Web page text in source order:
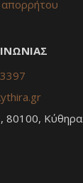
απορρήτου
80100, Κύθηρα